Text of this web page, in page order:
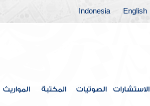
English
Indonesia
الاستشارات الصوتيات المكتبة المواريث